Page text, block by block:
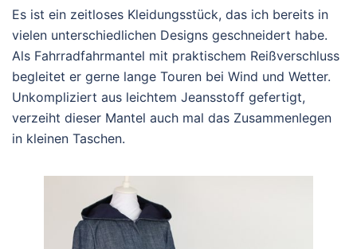
Es ist ein zeitloses Kleidungsstück, das ich bereits in
vielen unterschiedlichen Designs geschneidert habe.
Als Fahrradfahrmantel mit praktischem Reißverschluss
begleitet er gerne lange Touren bei Wind und Wetter.
Unkompliziert aus leichtem Jeansstoff gefertigt,
verzeiht dieser Mantel auch mal das Zusammenlegen
in kleinen Taschen.